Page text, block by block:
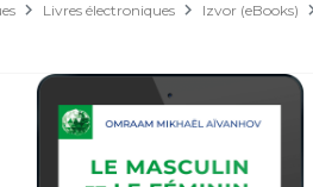
Livres électroniques Izvor (eBooks)